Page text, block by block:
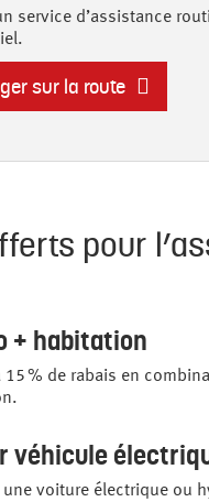
service d’assistance
sur la route
pour
+ habitation
15 % de rabais en
véhicule
voiture électrique ou